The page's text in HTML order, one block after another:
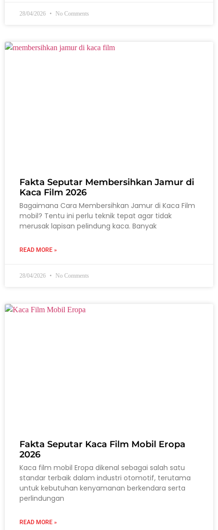
28/04/2026 No Comments
Fakta Seputar Membersihkan Jamur di
Kaca Film 2026
Bagaimana Cara Membersihkan Jamur di Kaca Film
mobil? Tentu ini perlu teknik tepat agar tidak
merusak lapisan pelindung kaca. Banyak
READ MORE »
28/04/2026 No Comments
Fakta Seputar Kaca Film Mobil Eropa
2026
Kaca film mobil Eropa dikenal sebagai salah satu
standar terbaik dalam industri otomotif, terutama
untuk kebutuhan kenyamanan berkendara serta
perlindungan
READ MORE »